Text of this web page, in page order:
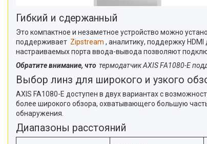
Гибкий и сдержанный
Это компактное и незаметное устройство можно
поддерживает Zipstream , аналитику, поддержку
настраиваемых порта ввода-вывода позволяют
Обратите внимание, что термодатчик AXIS FA1080-E
Выбор линз для широкого и узкого
AXIS FA1080-E доступен в двух вариантах с
более широкого обзора, охватывающего большую
обнаружения.
Диапазоны расстояний